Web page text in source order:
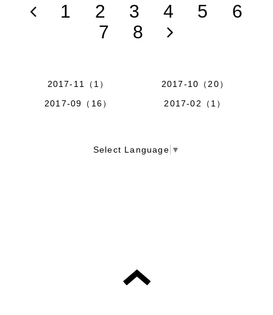
1 2 3 4 5
6
7
8
2017-11（1）
2017-10（20）
2017-09（16）
2017-02（1）
Select Language ▼